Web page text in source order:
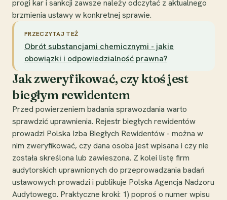
progi kar i sankcji zawsze należy odczytać z aktualnego
brzmienia ustawy w konkretnej sprawie.
PRZECZYTAJ TEŻ
Obrót substancjami chemicznymi - jakie
obowiązki i odpowiedzialność prawna?
Jak zweryfikować, czy ktoś jest
biegłym rewidentem
Przed powierzeniem badania sprawozdania warto
sprawdzić uprawnienia. Rejestr biegłych rewidentów
prowadzi Polska Izba Biegłych Rewidentów - można w
nim zweryfikować, czy dana osoba jest wpisana i czy nie
została skreślona lub zawieszona. Z kolei listę firm
audytorskich uprawnionych do przeprowadzania badań
ustawowych prowadzi i publikuje Polska Agencja Nadzoru
Audytowego. Praktyczne kroki: 1) poproś o numer wpisu